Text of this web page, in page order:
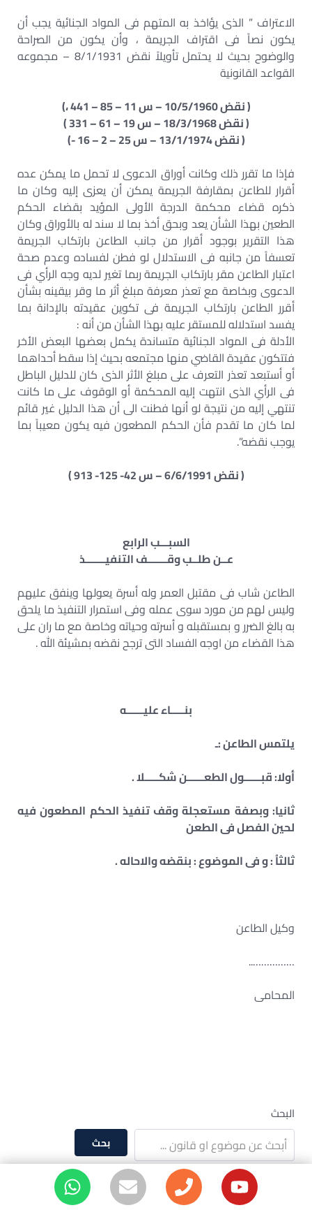
الاعتراف ” الذى يؤاخذ به المتهم فى المواد الجنائية يجب أن
يكون نصاً فى اقتراف الجريمة ، وأن يكون من الصراحة
والوضوح بحيث لا يحتمل تأويلاً نقض 8/1/1931 – مجموعه
القواعد القانونية
( نقض 10/5/1960 – س 11 – 85 – 441 ،)
( نقض 18/3/1968 – س 19 – 61 – 331 )
( نقض 13/1/1974 – س 25 – 2 – 16 -)
فإذا ما تقرر ذلك وكانت أوراق الدعوى لا تحمل ما يمكن عده
أقرار للطاعن بمقارفة الجريمة يمكن أن يعزى إليه وكان ما
ذكره قضاء محكمة الدرجة الأولى المؤيد بقضاء الحكم
الطعين بهذا الشأن يعد وبحق أخذ بما لا سند له بالأوراق وكان
هذا التقرير بوجود أقرار من جانب الطاعن بارتكاب الجريمة
تعسفاً من جانبه فى الاستدلال لو فطن لفساده وعدم صحة
اعتبار الطاعن مقر بارتكاب الجريمة ربما تغير لديه وجه الرأي فى
الدعوى وبخاصة مع تعذر معرفة مبلغ أثر ما وقر بيقينه بشأن
أقرر الطاعن بارتكاب الجريمة فى تكوين عقيدته بالإدانة بما
يفسد استدلاله للمستقر عليه بهذا الشأن من أنه :
الأدلة فى المواد الجنائية متساندة يكمل بعضها البعض الأخر
فتتكون عقيدة القاضي منها مجتمعه بحيث إذا سقط أحداهما
أو أستبعد تعذر التعرف على مبلغ الأثر الذى كان للدليل الباطل
فى الرأي الذى انتهت إليه المحكمة أو الوقوف على ما كانت
تنتهي إليه من نتيجة لو أنها فطنت الى أن هذا الدليل غير قائم
لما كان ما تقدم فأن الحكم المطعون فيه يكون معيباً بما
يوجب نقضه”.
( نقض 6/6/1991 – س 42- 125- 913 )
السبـــب الرابع
عــن طلــب وقـــــــف التنفيـــــــذ
الطاعن شاب فى مقتبل العمر وله أسرة يعولها وينفق عليهم
وليس لهم من مورد سوى عمله وفى استمرار التنفيذ ما يلحق
به بالغ الضرر و بمستقبله و أسرته وحياته وخاصة مع ما ران على
هذا القضاء من اوجه الفساد التى ترجح نقضه بمشيئة الله .
بنـــــاء عليــــــه
يلتمس الطاعن :ـ
أولا: قبــــــول الطعــــــن شكـــــلا .
ثانيا: وبصفة مستعجلة وقف تنفيذ الحكم المطعون فيه
لحين الفصل فى الطعن
ثالثاُ : و فى الموضوع : بنقضه والاحاله .
وكيل الطاعن
……………..
المحامى
البحث
بحث